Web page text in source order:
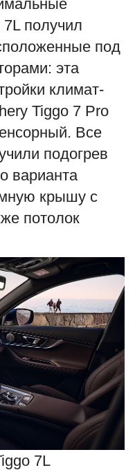
получил
под
эта
климат-
Tiggo 7 Pro
Все
подогрев
варианта
крышу с
потолок
7L